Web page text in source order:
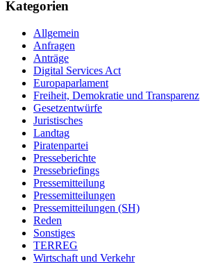
Kategorien
Allgemein
Anfragen
Anträge
Digital Services Act
Europaparlament
Freiheit, Demokratie und Transparenz
Gesetzentwürfe
Juristisches
Landtag
Piratenpartei
Presseberichte
Pressebriefings
Pressemitteilung
Pressemitteilungen
Pressemitteilungen (SH)
Reden
Sonstiges
TERREG
Wirtschaft und Verkehr